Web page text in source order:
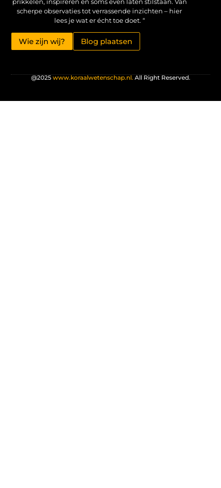
scherpe observaties tot verrassende inzichten – hier
lees je wat er écht toe doet. “
Wie zijn wij? Blog plaatsen
@2025 www.koraalwetenschap.nl. All Right Reserved.